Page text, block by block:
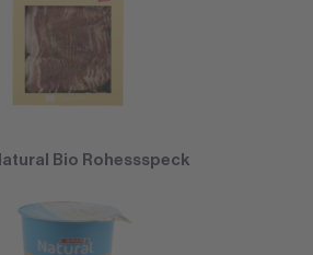
Bio Rohessspeck